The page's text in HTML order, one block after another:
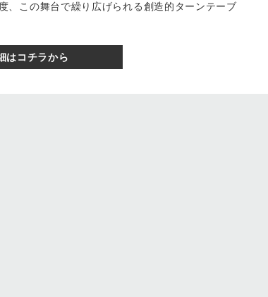
、この舞台で繰り広げられる創造的ターンテーブ
はコチラから